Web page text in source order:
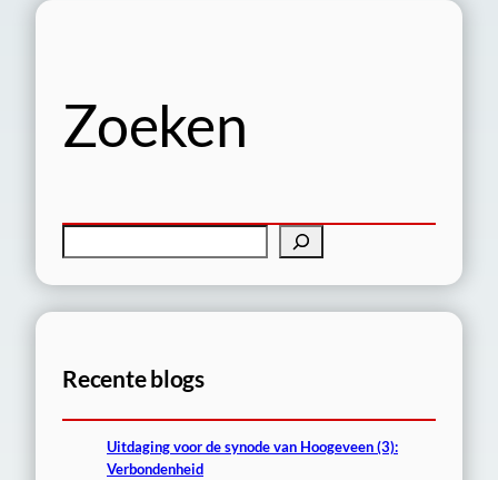
Zoeken
n
Recente blogs
Uitdaging voor de synode van Hoogeveen (3):
Verbondenheid